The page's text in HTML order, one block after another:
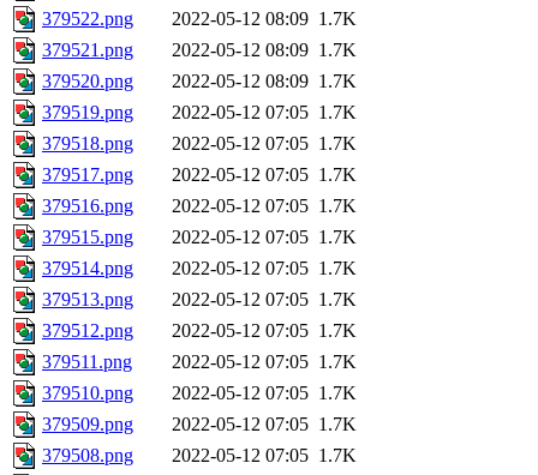
379522.png
2022-05-12 08:09 1.7K
379521.png
2022-05-12 08:09 1.7K
379520.png
2022-05-12 08:09 1.7K
379519.png
2022-05-12 07:05 1.7K
379518.png
2022-05-12 07:05 1.7K
379517.png
2022-05-12 07:05 1.7K
379516.png
2022-05-12 07:05 1.7K
379515.png
2022-05-12 07:05 1.7K
379514.png
2022-05-12 07:05 1.7K
379513.png
2022-05-12 07:05 1.7K
379512.png
2022-05-12 07:05 1.7K
379511.png
2022-05-12 07:05 1.7K
379510.png
2022-05-12 07:05 1.7K
379509.png
2022-05-12 07:05 1.7K
379508.png
2022-05-12 07:05 1.7K